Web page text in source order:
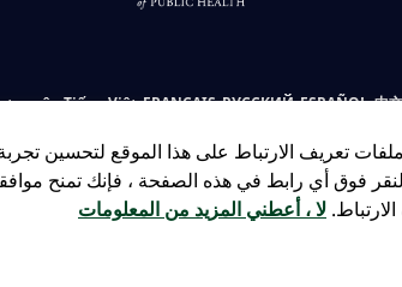
中文
ESPAÑOL
РУССКИЙ
FRANÇAIS
Tiếng Việt
تعريف الارتباط على هذا الموقع لتحسين
فوق أي رابط في هذه الصفحة ، فإنك تمنح
لا ، أعطني المزيد من المعلومات